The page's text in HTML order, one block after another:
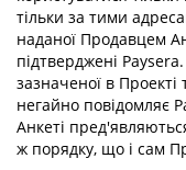
тільки за тими
наданої Продавцем
підтверджені
зазначеної в
негайно повідомляє
Анкеті
ж порядку, що і сам